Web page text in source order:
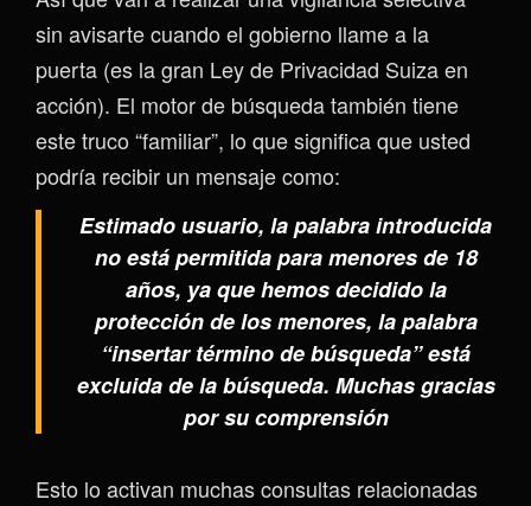
sin avisarte cuando el gobierno llame a la
puerta (es la gran Ley de Privacidad Suiza en
acción). El motor de búsqueda también tiene
este truco “familiar”, lo que significa que usted
podría recibir un mensaje como:
Estimado usuario, la palabra introducida
no está permitida para menores de 18
años, ya que hemos decidido la
protección de los menores, la palabra
“insertar término de búsqueda” está
excluida de la búsqueda. Muchas gracias
por su comprensión
Esto lo activan muchas consultas relacionadas